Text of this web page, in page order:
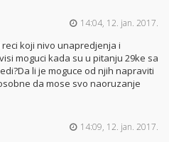
14:04, 12. jan. 2017.
koji nivo unapredjenja i
moguci kada su u pitanju 29ke sa
li je moguce od njih napraviti
da mose svo naoruzanje
14:09, 12. jan. 2017.